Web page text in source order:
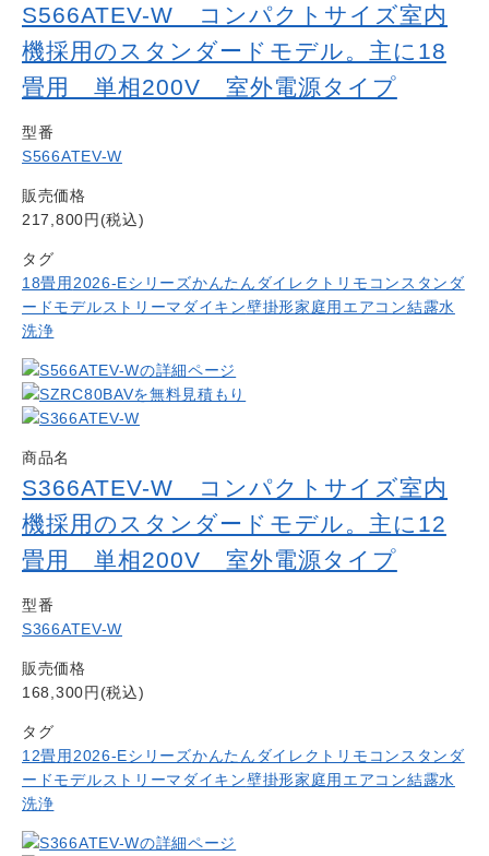
S566ATEV-W コンパクトサイズ室内
機採用のスタンダードモデル。主に18
畳用 単相200V 室外電源タイプ
型番
S566ATEV-W
販売価格
217,800円(税込)
タグ
18畳用 2026-Eシリーズかんたんダイレクトリモコン スタンダ
ードモデルストリーマ ダイキン壁掛形家庭用エアコン結露水
洗浄
商品名
S366ATEV-W コンパクトサイズ室内
機採用のスタンダードモデル。主に12
畳用 単相200V 室外電源タイプ
型番
S366ATEV-W
販売価格
168,300円(税込)
タグ
12畳用 2026-Eシリーズかんたんダイレクトリモコン スタンダ
ードモデルストリーマ ダイキン壁掛形家庭用エアコン結露水
洗浄